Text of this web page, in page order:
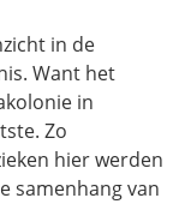
in de
Want het
in
Zo
hier werden
samenhang van